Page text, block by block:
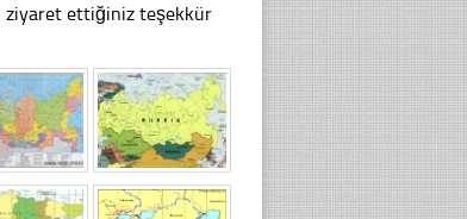
ziyaret ettiğiniz teşekkür